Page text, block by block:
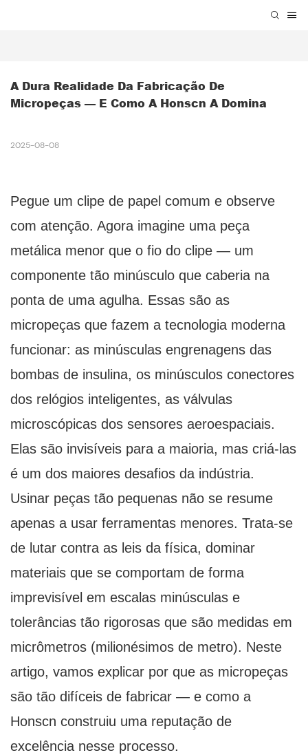
A Dura Realidade Da Fabricação De
Micropeças — E Como A Honscn A Domina
2025-08-08
Pegue um clipe de papel comum e observe
com atenção. Agora imagine uma peça
metálica menor que o fio do clipe — um
componente tão minúsculo que caberia na
ponta de uma agulha. Essas são as
micropeças que fazem a tecnologia moderna
funcionar: as minúsculas engrenagens das
bombas de insulina, os minúsculos conectores
dos relógios inteligentes, as válvulas
microscópicas dos sensores aeroespaciais.
Elas são invisíveis para a maioria, mas criá-las
é um dos maiores desafios da indústria.
Usinar peças tão pequenas não se resume
apenas a usar ferramentas menores. Trata-se
de lutar contra as leis da física, dominar
materiais que se comportam de forma
imprevisível em escalas minúsculas e
tolerâncias tão rigorosas que são medidas em
micrômetros (milionésimos de metro). Neste
artigo, vamos explicar por que as micropeças
são tão difíceis de fabricar — e como a
Honscn construiu uma reputação de
excelência nesse processo.